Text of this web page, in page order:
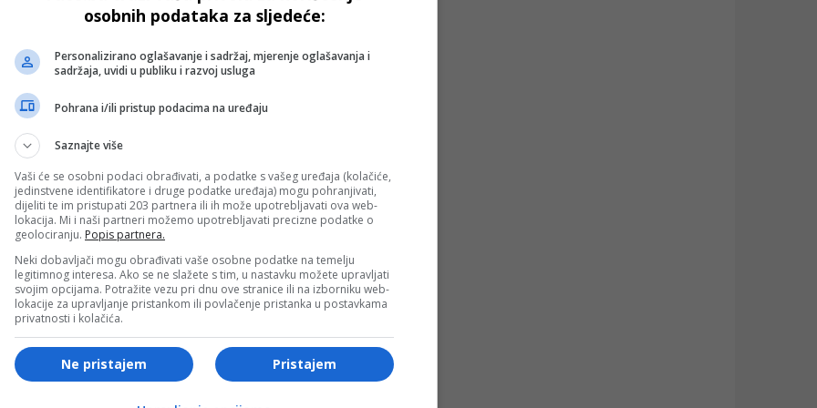
D zbog manjka sunčeve svjetlosti”.
igraju ključnu ulogu u regulisanju tjelesne
uveče, koristite termofor u podnožju kreveta, ali i
pojačati grijanje, hladnija soba pogoduje boljem snu.
Celzijusa.
je posebno važno u jesen. Smanjite izloženost
prirodno svjetlo ujutru
jorgani mogu zadržati vlagu i izazvati znojenje. Prirodne
zadržavaju toplotu i brzo uklanjaju vlagu.
– Ono što nosite u krevet jednako je važno kao i
znoj.
osobnih podataka za sljedeće:
Personalizirano oglašavanje i sadržaj, mjerenje oglašavanja i
sadržaja, uvidi u publiku i razvoj usluga
Pohrana i/ili pristup podacima na uređaju
Saznajte više
Vaši će se osobni podaci obrađivati, a podatke s vašeg uređaja (kolačiće,
jedinstvene identifikatore i druge podatke uređaja) mogu pohranjivati,
dijeliti te im pristupati 203 partnera ili ih može upotrebljavati ova web-
lokacija. Mi i naši partneri možemo upotrebljavati precizne podatke o
geolociranju. Popis partnera.
Neki dobavljači mogu obrađivati vaše osobne podatke na temelju
legitimnog interesa. Ako se ne slažete s tim, u nastavku možete upravljati
svojim opcijama. Potražite vezu pri dnu ove stranice ili na izborniku web-
lokacije za upravljanje pristankom ili povlačenje pristanka u postavkama
privatnosti i kolačića.
Pristajem
Ne pristajem